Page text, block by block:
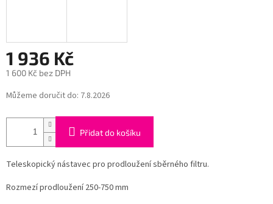
1 936 Kč
1 600 Kč bez DPH
Měrná
cena:
Můžeme doručit do: 7.8.2026
Přidat do košíku
Teleskopický nástavec pro prodloužení sběrného filtru.
Rozmezí prodloužení 250-750 mm